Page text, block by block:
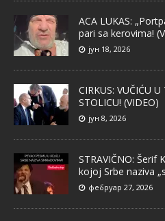
ACA LUKAS:
pari sa kerovima!
јун 18, 2026
CIRKUS: VUČIĆU
STOLICU! (VIDEO)
јун 8, 2026
STRAVIČNO: Šerif
kojoj Srbe naziva
фебруар 27, 2026